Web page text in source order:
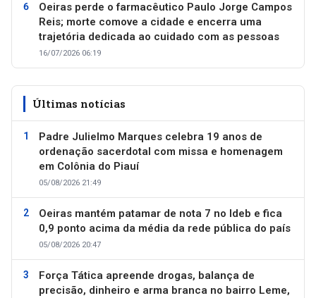
Oeiras perde o farmacêutico Paulo Jorge Campos
Reis; morte comove a cidade e encerra uma
trajetória dedicada ao cuidado com as pessoas
16/07/2026 06:19
Últimas notícias
Padre Julielmo Marques celebra 19 anos de
ordenação sacerdotal com missa e homenagem
em Colônia do Piauí
05/08/2026 21:49
Oeiras mantém patamar de nota 7 no Ideb e fica
0,9 ponto acima da média da rede pública do país
05/08/2026 20:47
Força Tática apreende drogas, balança de
precisão, dinheiro e arma branca no bairro Leme,